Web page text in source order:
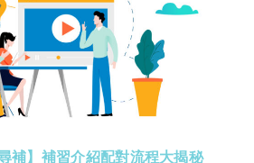
補】補習介紹配對流程大揭秘